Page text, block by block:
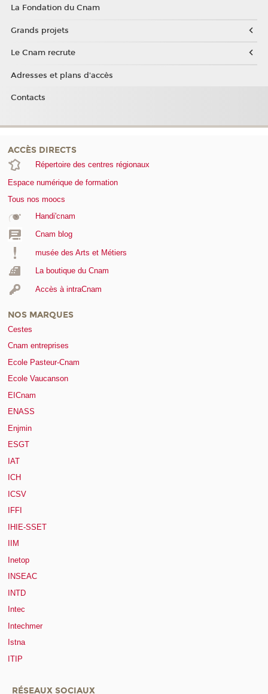
La Fondation du Cnam
Grands projets
Le Cnam recrute
Adresses et plans d'accès
Contacts
ACCÈS DIRECTS
Répertoire des centres régionaux
Espace numérique de formation
Tous nos moocs
Handi'cnam
Cnam blog
musée des Arts et Métiers
La boutique du Cnam
Accès à intraCnam
NOS MARQUES
Cestes
Cnam entreprises
Ecole Pasteur-Cnam
Ecole Vaucanson
EICnam
ENASS
Enjmin
ESGT
IAT
ICH
ICSV
IFFI
IHIE-SSET
IIM
Inetop
INSEAC
INTD
Intec
Intechmer
Istna
ITIP
RÉSEAUX SOCIAUX